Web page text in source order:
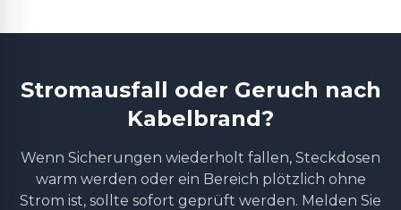
Stromausfall oder Geruch nach
Kabelbrand?
Wenn Sicherungen wiederholt fallen, Steckdosen
warm werden oder ein Bereich plötzlich ohne
Strom ist, sollte sofort geprüft werden. Melden Sie